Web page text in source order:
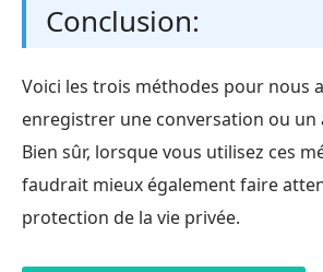
Conclusion:
Voici les trois méthodes pour nous
enregistrer une conversation ou un
Bien sûr, lorsque vous utilisez ces
faudrait mieux également faire
protection de la vie privée.